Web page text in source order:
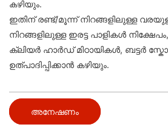
കഴിയും.
ഇതിന് രണ്ട്/മൂന്ന് നിറങ്ങളിലുള്ള
നിറങ്ങളിലുള്ള ഇരട്ട പാളികൾ
ക്ലിയർ ഹാർഡ് മിഠായികൾ, ബട്ടർ
ഉത്പാദിപ്പിക്കാൻ കഴിയും.
അനേഷണം